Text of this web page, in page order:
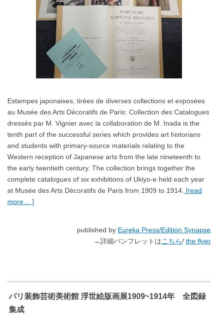
Estampes japonaises, tirées de diverses collections et exposées
au Musée des Arts Décoratifs de Paris: Collection des Catalogues
dressés par M. Vignier avec la collaboration de M. Inada is the
tenth part of the successful series which provides art historians
and students with primary-source materials relating to the
Western reception of Japanese arts from the late nineteenth to
the early twentieth century. The collection brings together the
complete catalogues of six exhibitions of Ukiyo-e held each year
at Musée des Arts Décoratifs de Paris from 1909 to 1914. [read
more… ]
published by Eureka Press/Edition Synapse
→詳細パンフレットはこちら/ the flyer
パリ装飾芸術美術館 浮世絵版画展1909~1914年 全図録
集成